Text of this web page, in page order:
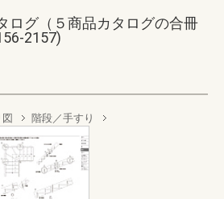
ログ（５商品カタログの合冊
2157)
階段／手すり